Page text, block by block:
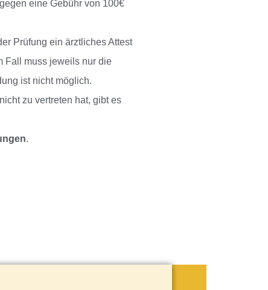
eine Gebühr von 100€
Prüfung ein ärztliches Attest
Fall muss jeweils nur die
ist nicht möglich.
zu vertreten hat, gibt es
.